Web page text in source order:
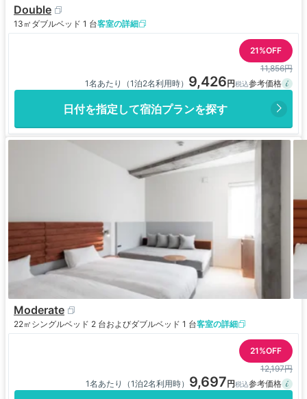
Double
13㎡ ダブルベッド 1 台客室の詳細
21%OFF
11,856円
1名あたり（1泊2名利用時） 9,426
日付を指定して宿泊プランを探す
Moderate
22㎡ シングルベッド 2 台およびダブルベッド 1 台客室の詳細
21%OFF
12,197円
1名あたり（1泊2名利用時） 9,697